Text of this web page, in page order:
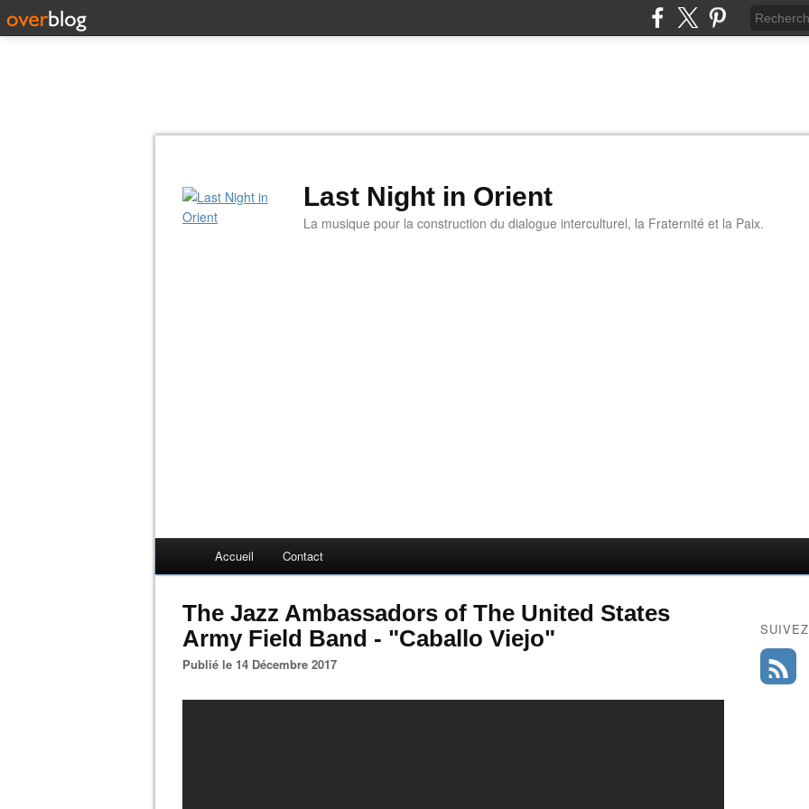
Last Night in Orient
La musique pour la construction du dialogue interculturel, la Fraternité et la Paix.
Accueil Contact
The Jazz Ambassadors of The United States
Army Field Band - "Caballo Viejo"
Publié le 14 Décembre 2017